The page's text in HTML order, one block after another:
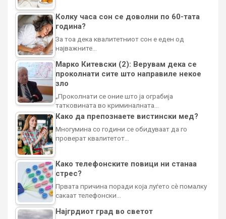
Колку часа сон се доволни по 60-тата
година?
За тоа дека квалитетниот сон е еден од
најважните…
Марко Китевски (2): Верувам дека се
проколнати сите што направиле некое
зло
„Проколнати се оние што ја ограбија
татковината во криминалната…
Како да препознаете вистински мед?
Многумина со години се обидуваат да го
проверат квалитетот…
Како телефонските повици ни станаа
стрес?
Првата причина поради која луѓето сè помалку
сакаат телефонски…
Најгрдиот град во светот